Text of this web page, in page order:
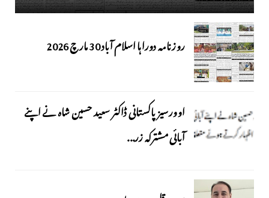
روزنامہ دوراہا اسلام آباد 30 مارچ 2026
اوورسیز پاکستانی ڈاکٹر سعید حسین شاہ نے اپنے
آبائی مشترکہ زر...